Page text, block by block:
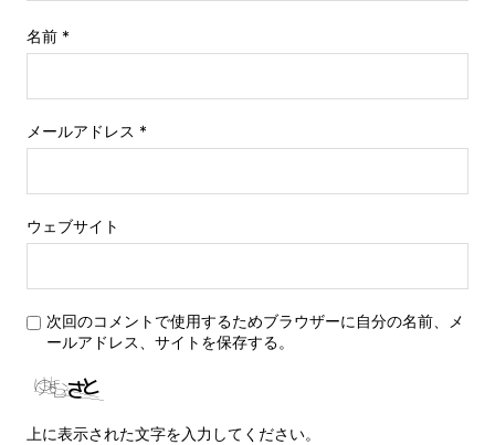
名前 *
メールアドレス *
ウェブサイト
次回のコメントで使用するためブラウザーに自分の名前、メ
ールアドレス、サイトを保存する。
上に表示された文字を入力してください。